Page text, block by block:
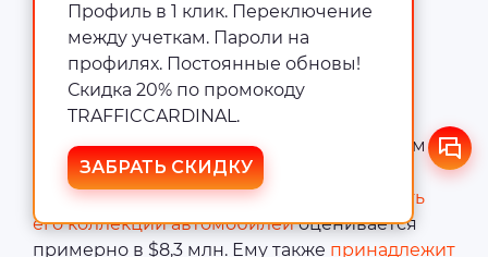
Роскошная жизнь
Джордана
Джордан известен своим роскошным
образом жизни и одержимостью номером 23.
Он владеет автомобилями Porsche, Aston
Martin, Bentley и Ferrari. Текущая
стоимость
его коллекции автомобилейоценивается
примерно в $8,3 млн. Ему также принадлежит
Профиль в 1 клик. Переключение
между учеткам. Пароли на
профилях. Постоянные обновы!
Скидка 20% по промокоду
TRAFFICCARDINAL.
ЗАБРАТЬ СКИДКУ